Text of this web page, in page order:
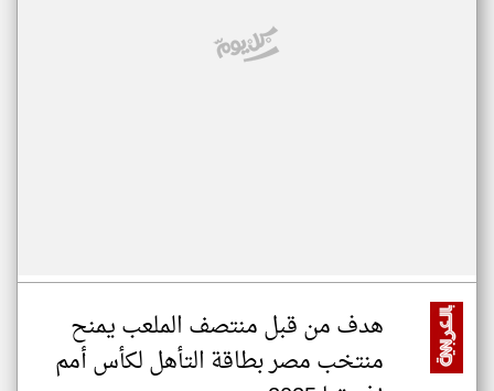
هدف من قبل منتصف الملعب يمنح
منتخب مصر بطاقة التأهل لكأس أمم